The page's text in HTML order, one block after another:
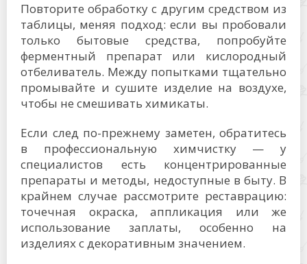
Повторите обработку с другим средством из
таблицы, меняя подход: если вы пробовали
только бытовые средства, попробуйте
ферментный препарат или кислородный
отбеливатель. Между попытками тщательно
промывайте и сушите изделие на воздухе,
чтобы не смешивать химикаты.
Если след по-прежнему заметен, обратитесь
в профессиональную химчистку — у
специалистов есть концентрированные
препараты и методы, недоступные в быту. В
крайнем случае рассмотрите реставрацию:
точечная окраска, аппликация или же
использование заплаты, особенно на
изделиях с декоративным значением.